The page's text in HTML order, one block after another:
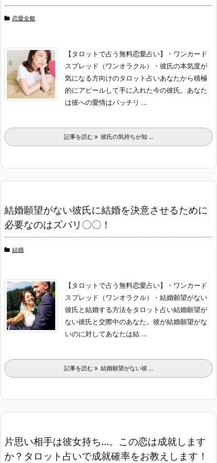
恋愛全般
【タロットで占う無料恋愛占い】
・ワンカード
スプレッド（ワンオラクル）
・彼氏の本気度が
気になる方向けのタロット占いあなたから積極
的にアピールして手に入れた今の彼氏。 あなた
は彼への愛情はバッチリ ...
記事を読む 彼氏の気持ちが知 ...
結婚願望がない彼氏に結婚を決意させるために
必要なのはズバリ〇〇！
結婚
【タロットで占う無料恋愛占い】
・ワンカード
スプレッド（ワンオラクル）
・結婚願望がない
彼氏と結婚する方法をタロット占い結婚願望が
ない彼氏と交際中のあなた。 彼が結婚願望がな
いのに対してあなたは結 ...
記事を読む 結婚願望がない彼 ...
片思い相手は彼女持ち…。この恋は成就します
か？タロット占いで成就確率をお教えします！